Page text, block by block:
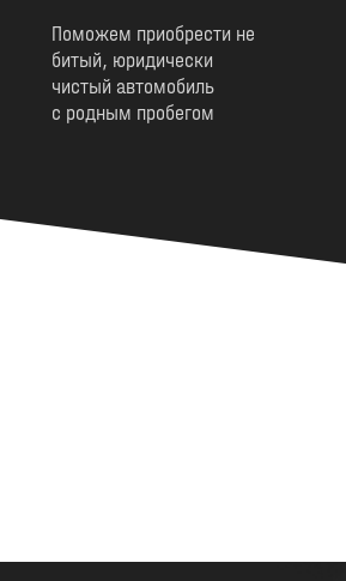
Поможем приобрести не
битый, юридически
чистый автомобиль
с родным пробегом